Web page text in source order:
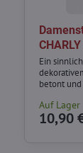
Ein
betont
sorgen für
Auf Lager
10,90